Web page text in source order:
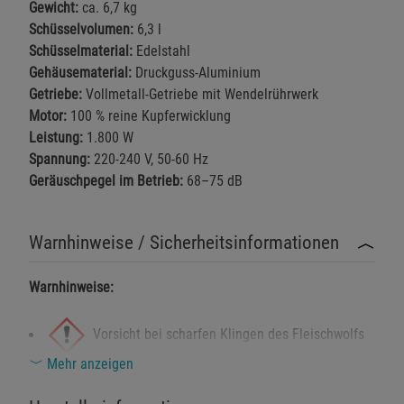
Gewicht: ca. 6,7 kg
Schüsselvolumen: 6,3 l
Schüsselmaterial: Edelstahl
Gehäusematerial: Druckguss-Aluminium
Getriebe: Vollmetall-Getriebe mit Wendelrührwerk
Motor: 100 % reine Kupferwicklung
Leistung: 1.800 W
Spannung: 220-240 V, 50-60 Hz
Geräuschpegel im Betrieb: 68–75 dB
Warnhinweise / Sicherheitsinformationen
Warnhinweise:
Vorsicht bei scharfen Klingen des Fleischwolfs
– Verletzungsgefahr!
Mehr anzeigen
Cookie-Informationen
Marketing Cookies (3)
Beschreibung Marketing Cookies
Cookie-Informationen
Datenschutzerklärung